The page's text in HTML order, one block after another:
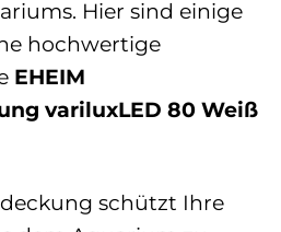
Hier sind einige
hochwertige
EHEIM
variluxLED 80 Weiß
schützt Ihre